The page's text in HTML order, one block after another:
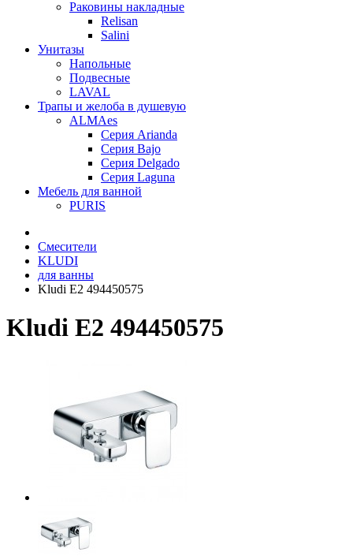
Раковины накладные
Relisan
Salini
Унитазы
Напольные
Подвесные
LAVAL
Трапы и желоба в душевую
ALMAes
Серия Arianda
Серия Bajo
Серия Delgado
Серия Laguna
Мебель для ванной
PURIS
Смесители
KLUDI
для ванны
Kludi E2 494450575
Kludi E2 494450575